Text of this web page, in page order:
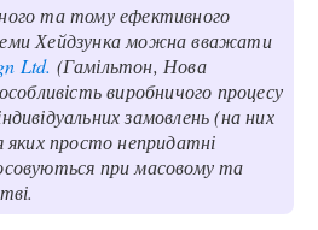
та тому ефективного
Хейдзунка можна вважати
Ltd. (Гамільтон, Нова
виробничого процесу
замовлень (на них
яких просто непридатні
при масовому та